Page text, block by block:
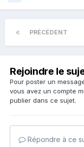
PRÉCÉDENT
Rejoindre le
Pour poster un
vous avez un compte
publier dans ce sujet.
Répondre à ce